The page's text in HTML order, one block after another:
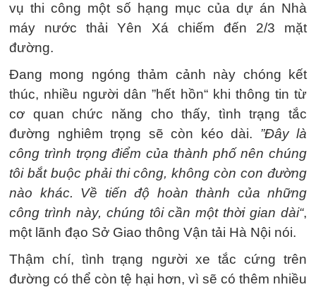
vụ thi công một số hạng mục của dự án Nhà
máy nước thải Yên Xá chiếm đến 2/3 mặt
đường.
Đang mong ngóng thảm cảnh này chóng kết
thúc, nhiều người dân ”hết hồn“ khi thông tin từ
cơ quan chức năng cho thấy, tình trạng tắc
đường nghiêm trọng sẽ còn kéo dài. ”Đây là
công trình trọng điểm của thành phố nên chúng
tôi bắt buộc phải thi công, không còn con đường
nào khác. Về tiến độ hoàn thành của những
công trình này, chúng tôi cần một thời gian dài“,
một lãnh đạo Sở Giao thông Vận tải Hà Nội nói.
Thậm chí, tình trạng người xe tắc cứng trên
đường có thể còn tệ hại hơn, vì sẽ có thêm nhiều